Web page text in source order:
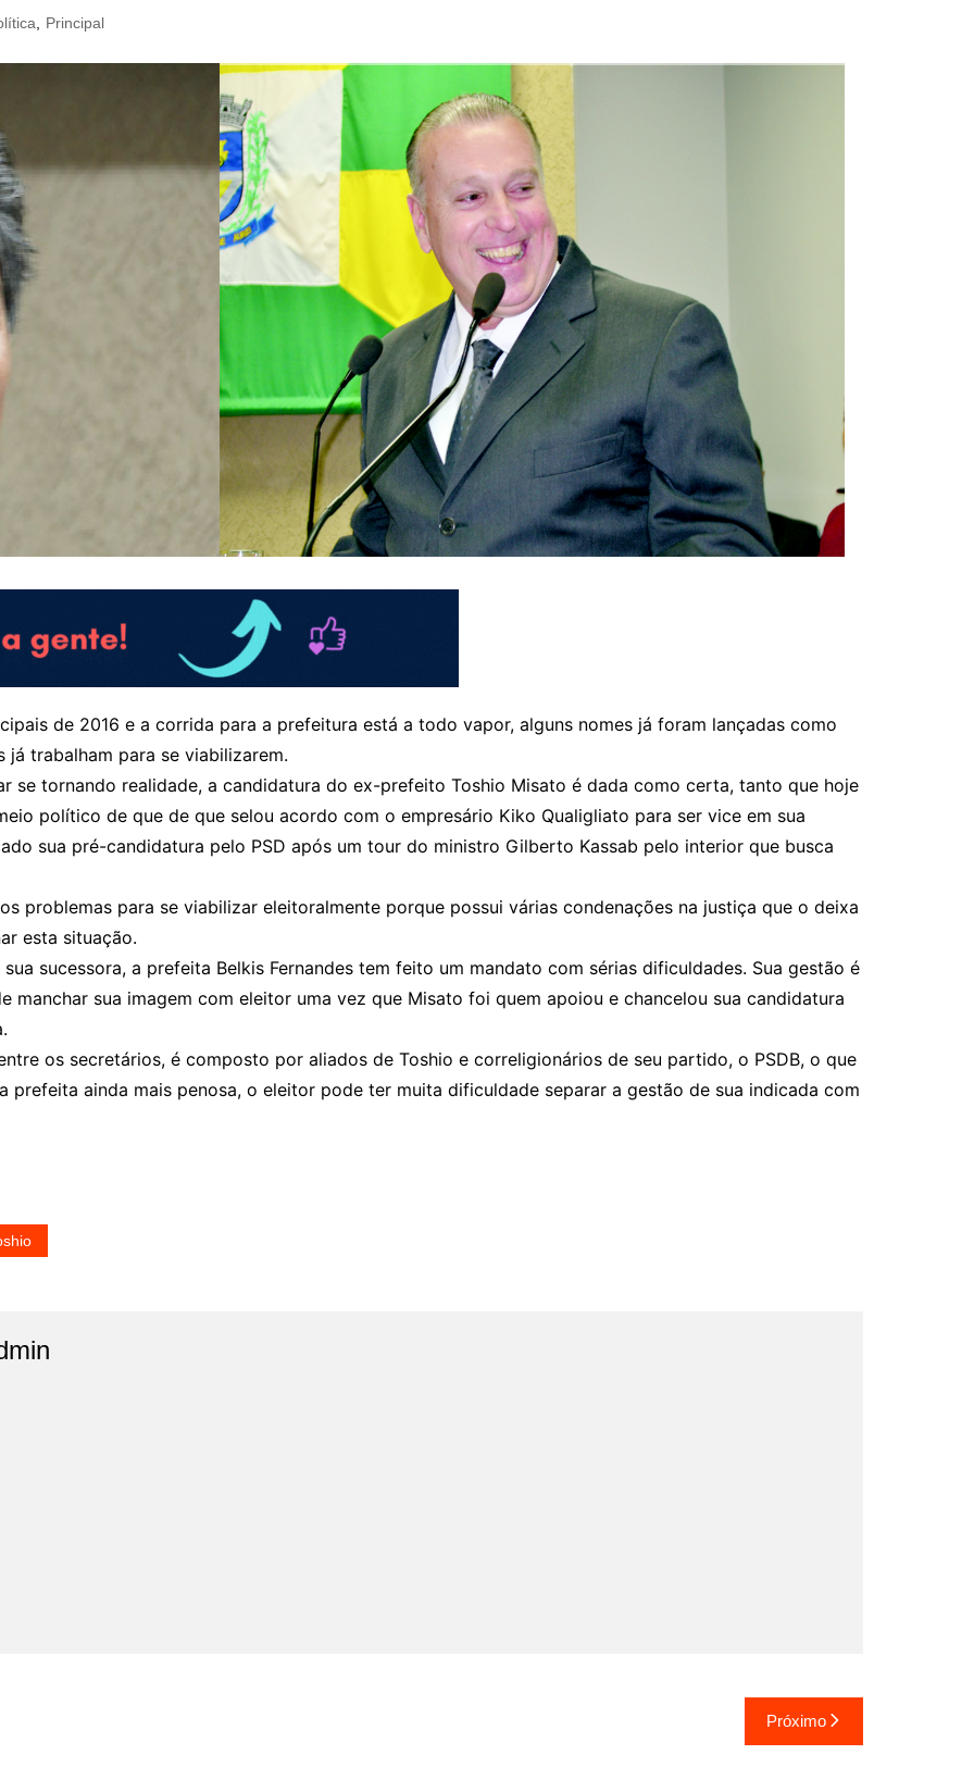
, Principal
de 2016 e a corrida para a prefeitura está a todo vapor, alguns nomes já foram lançadas como
trabalham para se viabilizarem.
se tornando realidade, a candidatura do ex-prefeito Toshio Misato é dada como certa, tanto que hoje
político de que de que selou acordo com o empresário Kiko Qualigliato para ser vice em sua
sua pré-candidatura pelo PSD após um tour do ministro Gilberto Kassab pelo interior que busca
problemas para se viabilizar eleitoralmente porque possui várias condenações na justiça que o deixa
esta situação.
sucessora, a prefeita Belkis Fernandes tem feito um mandato com sérias dificuldades. Sua gestão é
manchar sua imagem com eleitor uma vez que Misato foi quem apoiou e chancelou sua candidatura
os secretários, é composto por aliados de Toshio e correligionários de seu partido, o PSDB, o que
prefeita ainda mais penosa, o eleitor pode ter muita dificuldade separar a gestão de sua indicada com
Próximo